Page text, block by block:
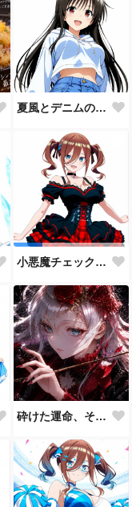
夏風とデニムの約束
小悪魔チェック・ロリータ
砕けた運命、それでも君を見つめて。